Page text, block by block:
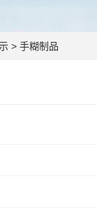
> 手糊制品